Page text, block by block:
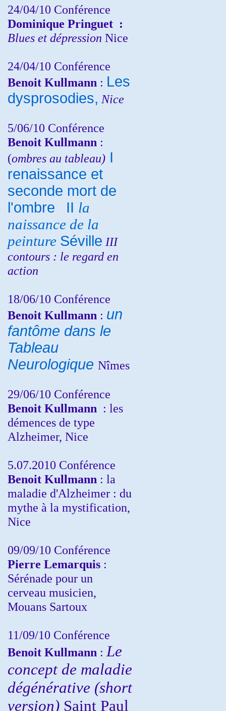
24/04/10 Conférence
Dominique Pringuet :
Blues et dépression Nice
24/04/10 Conférence
Benoit Kullmann : Les
dysprosodies, Nice
5/06/10 Conférence
Benoit Kullmann :
(ombres au tableau) I
renaissance et
seconde mort de
l'ombre
II la
naissance de la
peinture Séville III
contours : le regard en
action
18/06/10 Conférence
Benoit Kullmann : un
fantôme dans le
Tableau
Neurologique Nîmes
29/06/10 Conférence
Benoit Kullmann : les
démences de type
Alzheimer, Nice
5.07.2010 Conférence
Benoit Kullmann : la
maladie d'Alzheimer : du
mythe à la mystification,
Nice
09/09/10 Conférence
Pierre Lemarquis :
Sérénade pour un
cerveau musicien,
Mouans Sartoux
11/09/10 Conférence
Benoit Kullmann : Le
concept de maladie
dégénérative (short
version) Saint Paul